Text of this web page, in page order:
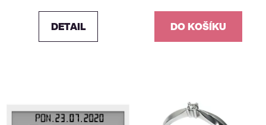
DETAIL DO KOŠÍKU